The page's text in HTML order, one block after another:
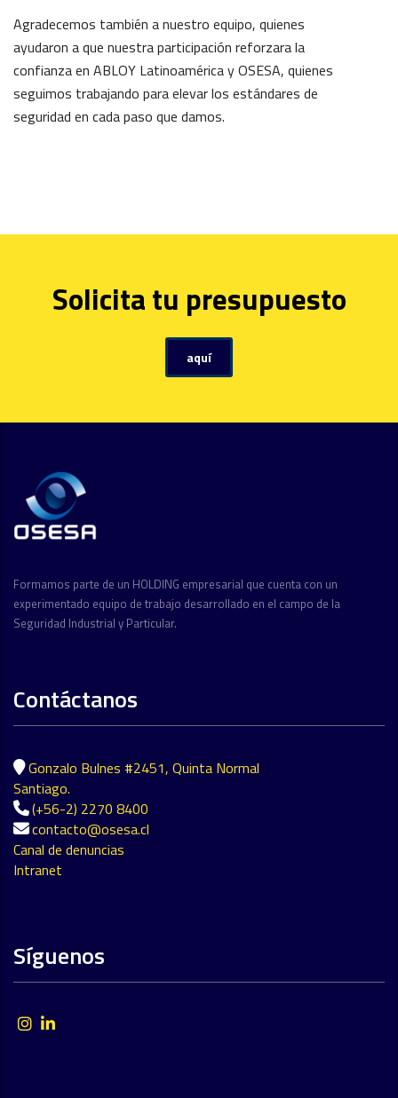
Agradecemos también a nuestro equipo, quienes
ayudaron a que nuestra participación reforzara la
confianza en ABLOY Latinoamérica y OSESA, quienes
seguimos trabajando para elevar los estándares de
seguridad en cada paso que damos.
Solicita tu presupuesto
aquí
Formamos parte de un HOLDING empresarial que cuenta con un
experimentado equipo de trabajo desarrollado en el campo de la
Seguridad Industrial y Particular.
Contáctanos
Gonzalo Bulnes #2451, Quinta Normal
Santiago.
(+56-2) 2270 8400
contacto@osesa.cl
Canal de denuncias
Intranet
Síguenos